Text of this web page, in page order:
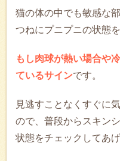
猫の体の中でも敏感な
つねにプニプニの状態
もし肉球が熱い場合や
ているサインです。
見逃すことなくすぐに
ので、普段からスキン
状態をチェックしてあ